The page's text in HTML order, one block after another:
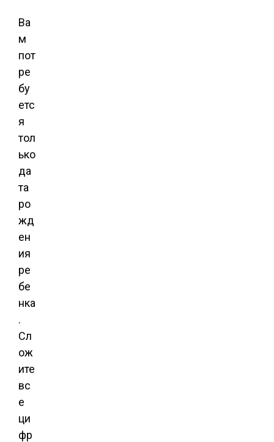
Ва
м
пот
ре
бу
етс
я
тол
ько
да
та
ро
жд
ен
ия
ре
бе
нка
.
Сл
ож
ите
вс
е
ци
фр